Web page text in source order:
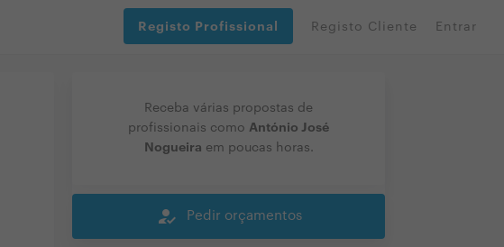
Registo Profissional Registo Cliente Entrar
Receba várias propostas de
profissionais como António José
Nogueira em poucas horas.
how_to_reg Pedir orçamentos